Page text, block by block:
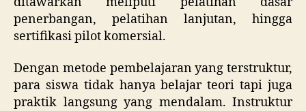
penerbangan, pelatihan lanjutan, hingga
sertifikasi pilot komersial.
Dengan metode pembelajaran yang terstruktur,
para siswa tidak hanya belajar teori tapi juga
praktik langsung yang mendalam. Instruktur